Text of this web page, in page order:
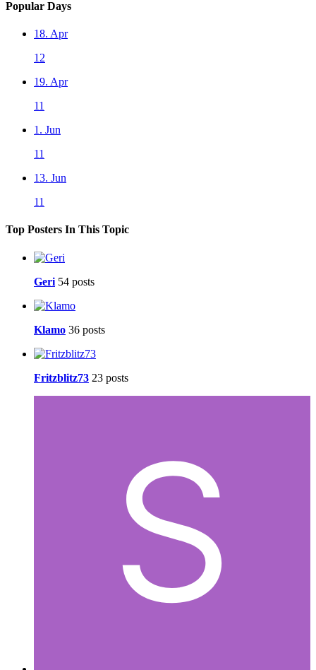
Popular Days
18. Apr
12
19. Apr
11
1. Jun
11
13. Jun
11
Top Posters In This Topic
Geri 54 posts
Klamo 36 posts
Fritzblitz73 23 posts